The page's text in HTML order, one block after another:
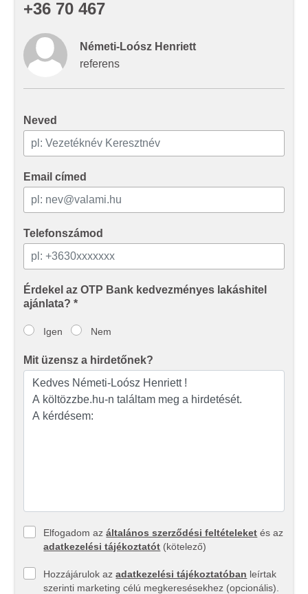
adatokkal, amelyeket Ön adott meg számukra vagy az
Ön által használt más szolgáltatásokból gyűjtöttek.
+36 70 467
Németi-Loósz Henriett
referens
Neved
Email címed
Telefonszámod
Érdekel az OTP Bank kedvezményes lakáshitel
ajánlata? *
Igen Nem
Mit üzensz a hirdetőnek?
Elfogadom azáltalános szerződési feltételeket és az
adatkezelési tájékoztatót (kötelező)
Hozzájárulok azadatkezelési tájékoztatóban leírtak
szerinti marketing célú megkeresésekhez (opcionális).